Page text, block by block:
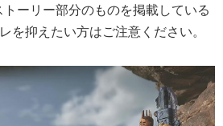
ーリー部分のものを掲載している
を抑えたい方はご注意ください。